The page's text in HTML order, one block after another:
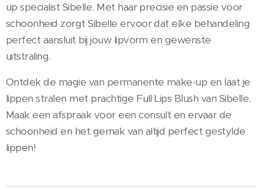
up specialist Sibelle. Met haar precisie en passie voor
schoonheid zorgt Sibelle ervoor dat elke behandeling
perfect aansluit bij jouw lipvorm en gewenste
uitstraling.
Ontdek de magie van permanente make-up en laat je
lippen stralen met prachtige Full Lips Blush van Sibelle.
Maak een afspraak voor een consult en ervaar de
schoonheid en het gemak van altijd perfect gestylde
lippen!